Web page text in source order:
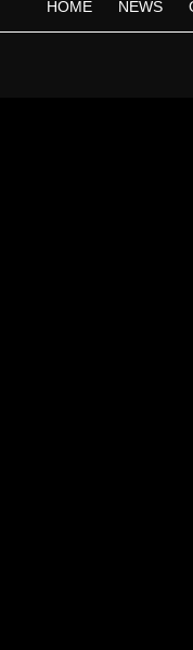
HOME NEWS